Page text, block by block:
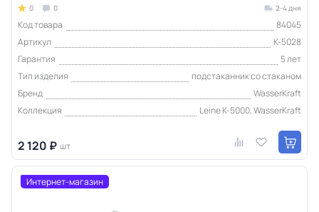
0 0 2-4 дня
Код товара
84045
Артикул
K-5028
Гарантия
5 лет
Тип изделия
подстаканник со стаканом
Бренд
WasserKraft
Коллекция
Leine K-5000, WasserKraft
2 120 ₽ шт
Интернет-магазин